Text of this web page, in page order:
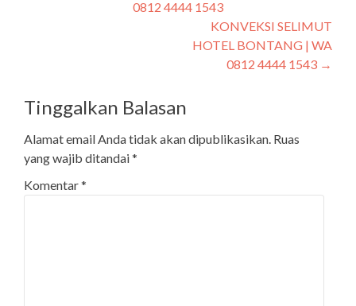
0812 4444 1543
KONVEKSI SELIMUT
HOTEL BONTANG | WA
0812 4444 1543 →
Tinggalkan Balasan
Alamat email Anda tidak akan dipublikasikan. Ruas
yang wajib ditandai*
Komentar*